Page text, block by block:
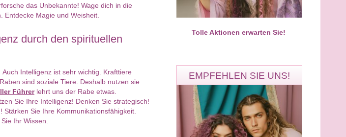
im Leben alles so
wie es kommt, aber wir
​Spiritueller Meisterberater für
Transformation & Seelenheilung​
Von Herzen für dich da. Ich freue
mich auf dein Anruf
Eileen
PIN: 109
Bewertungen: 197
Ronny
PIN: 324
Bewertungen: 3884
das Unbekannte! Wage dich in die
Entdecke Magie und Weisheit.
durch den spirituellen
Intelligenz ist sehr wichtig. Krafttiere
sind soziale Tiere. Deshalb nutzen sie
Führerlehrt uns der Rabe etwas.
Sie Ihre Intelligenz! Denken Sie strategisch!
Sie Ihre Kommunikationsfähigkeit.
Ihr Wissen.
Tolle Aktionen erwarten Sie!
EMPFEHLEN SIE UNS!